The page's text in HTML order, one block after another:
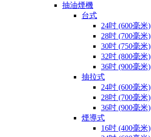
抽油煙機
台式
24吋 (600毫米)
28吋 (700毫米)
30吋 (750毫米)
32吋 (800毫米)
36吋 (900毫米)
抽拉式
24吋 (600毫米)
28吋 (700毫米)
36吋 (900毫米)
煙導式
16吋 (400毫米)